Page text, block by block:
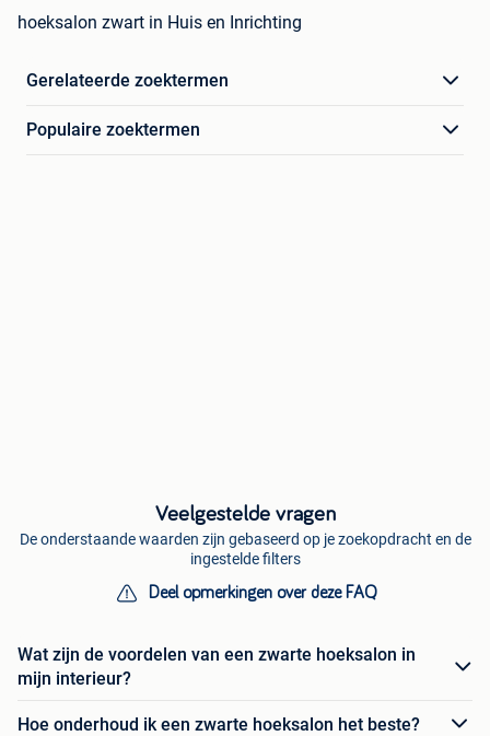
hoeksalon zwart in Huis en Inrichting
Gerelateerde zoektermen
Populaire zoektermen
Veelgestelde vragen
De onderstaande waarden zijn gebaseerd op je zoekopdracht en de
ingestelde filters
Deel opmerkingen over deze FAQ
Wat zijn de voordelen van een zwarte hoeksalon in
mijn interieur?
Hoe onderhoud ik een zwarte hoeksalon het beste?